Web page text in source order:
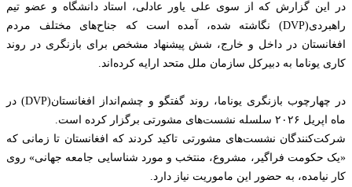
در این گزارش که از سوی علی‌ یاور عادلی، استاد دانشگاه و عضو تیم
راهبردی(DVP) نگاشته شده، آمده است که جناح‌های مختلف مردم
افغانستان در داخل و خارج، شش پیشنهاد مشخص برای بازنگری در روند
کاری یوناما به دبیرکل سازمان ملل متحد ارایه کرده‌اند.
در چهارچوب بازنگری یوناما، روند گفتگو و چشم‌انداز افغانستان(DVP) در
ماه اپریل ۲۰۲۶ سلسله نشست‌های مشورتی برگزار کرده است.
شرکت‌کنندگان نشست‌های مشورتی تاکید کردند که افغانستان تا زمانی که
«یک حکومت فراگیر، مشروع، منتخب و مورد شناسایی جامعه جهانی» روی
کار نیامده، به حضور این ماموریت نیاز دارد.